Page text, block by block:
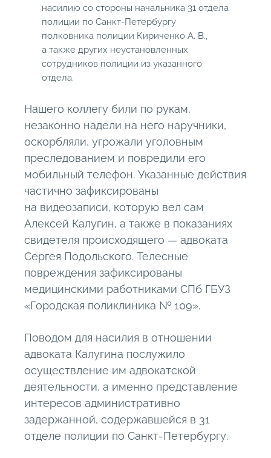
насилию со стороны начальника 31 отдела
полиции по Санкт-Петербургу
полковника полиции Кириченко А. В.,
а также других неустановленных
сотрудников полиции из указанного
отдела.
Нашего коллегу били по рукам,
незаконно надели на него наручники,
оскорбляли, угрожали уголовным
преследованием и повредили его
мобильный телефон. Указанные действия
частично зафиксированы
на видеозаписи, которую вел сам
Алексей Калугин, а также в показаниях
свидетеля происходящего — адвоката
Сергея Подольского. Телесные
повреждения зафиксированы
медицинскими работниками СПб ГБУЗ
«Городская поликлиника № 109».
Поводом для насилия в отношении
адвоката Калугина послужило
осуществление им адвокатской
деятельности, а именно представление
интересов административно
задержанной, содержавшейся в 31
отделе полиции по Санкт-Петербургу.